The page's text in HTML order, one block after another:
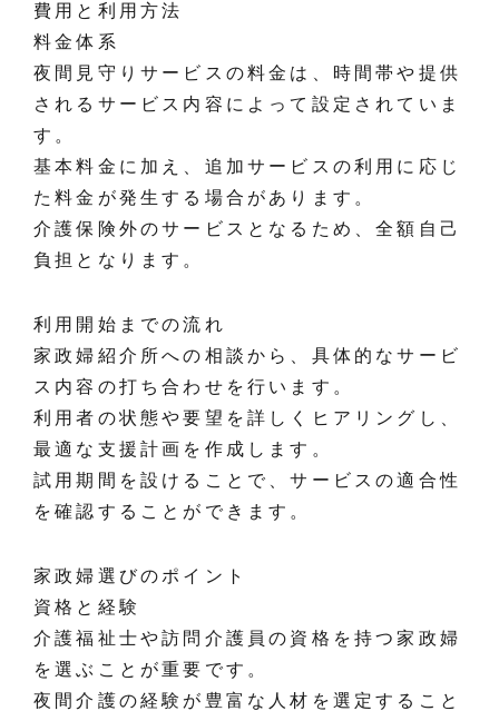
費用と利用方法
料金体系
夜間見守りサービスの料金は、時間帯や提供
されるサービス内容によって設定されていま
す。
基本料金に加え、追加サービスの利用に応じ
た料金が発生する場合があります。
介護保険外のサービスとなるため、全額自己
負担となります。
利用開始までの流れ
家政婦紹介所への相談から、具体的なサービ
ス内容の打ち合わせを行います。
利用者の状態や要望を詳しくヒアリングし、
最適な支援計画を作成します。
試用期間を設けることで、サービスの適合性
を確認することができます。
家政婦選びのポイント
資格と経験
介護福祉士や訪問介護員の資格を持つ家政婦
を選ぶことが重要です。
夜間介護の経験が豊富な人材を選定すること